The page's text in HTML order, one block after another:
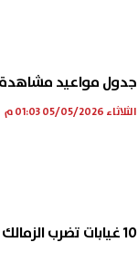
جدول مواعيد مشاهدة مباريات اليوم
الثلاثاء 05/05/2026 01:03 م
10 غيابات تضرب الزمالك في مواجهة سموحة بالدوري